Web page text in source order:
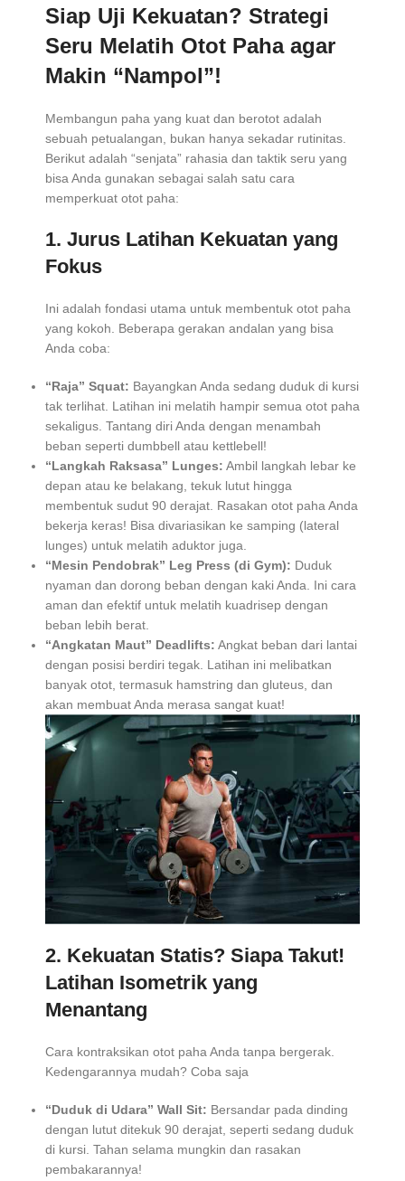
Siap Uji Kekuatan? Strategi
Seru Melatih Otot Paha agar
Makin “Nampol”!
Membangun paha yang kuat dan berotot adalah
sebuah petualangan, bukan hanya sekadar rutinitas.
Berikut adalah “senjata” rahasia dan taktik seru yang
bisa Anda gunakan sebagai salah satu cara
memperkuat otot paha:
1. Jurus Latihan Kekuatan yang
Fokus
Ini adalah fondasi utama untuk membentuk otot paha
yang kokoh. Beberapa gerakan andalan yang bisa
Anda coba:
“Raja” Squat: Bayangkan Anda sedang duduk di kursi
tak terlihat. Latihan ini melatih hampir semua otot paha
sekaligus. Tantang diri Anda dengan menambah
beban seperti dumbbell atau kettlebell!
“Langkah Raksasa” Lunges: Ambil langkah lebar ke
depan atau ke belakang, tekuk lutut hingga
membentuk sudut 90 derajat. Rasakan otot paha Anda
bekerja keras! Bisa divariasikan ke samping (lateral
lunges) untuk melatih aduktor juga.
“Mesin Pendobrak” Leg Press (di Gym): Duduk
nyaman dan dorong beban dengan kaki Anda. Ini cara
aman dan efektif untuk melatih kuadrisep dengan
beban lebih berat.
“Angkatan Maut” Deadlifts: Angkat beban dari lantai
dengan posisi berdiri tegak. Latihan ini melibatkan
banyak otot, termasuk hamstring dan gluteus, dan
akan membuat Anda merasa sangat kuat!
2. Kekuatan Statis? Siapa Takut!
Latihan Isometrik yang
Menantang
Cara kontraksikan otot paha Anda tanpa bergerak.
Kedengarannya mudah? Coba saja
“Duduk di Udara” Wall Sit: Bersandar pada dinding
dengan lutut ditekuk 90 derajat, seperti sedang duduk
di kursi. Tahan selama mungkin dan rasakan
pembakarannya!